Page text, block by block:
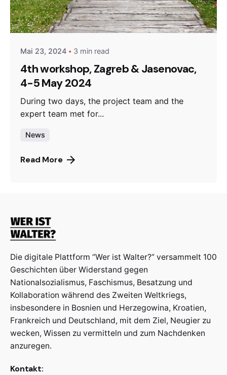
Posted by
admin
Mai 23, 2024 3 min read
4th workshop, Zagreb & Jasenovac,
4-5 May 2024
During two days, the project team and the
expert team met for...
News
Read More
Die digitale Plattform “Wer ist Walter?” versammelt 100
Geschichten über Widerstand gegen
Nationalsozialismus, Faschismus, Besatzung und
Kollaboration während des Zweiten Weltkriegs,
insbesondere in Bosnien und Herzegowina, Kroatien,
Frankreich und Deutschland, mit dem Ziel, Neugier zu
wecken, Wissen zu vermitteln und zum Nachdenken
anzuregen.
Kontakt: